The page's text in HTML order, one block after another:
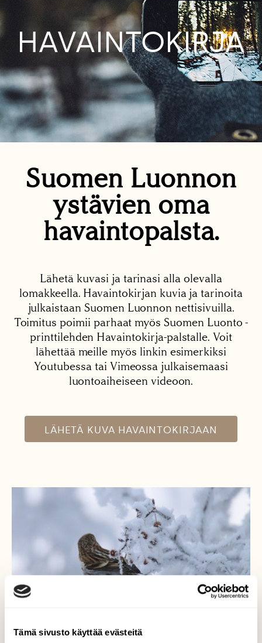
Tämä sivusto käyttää evästeitä
HAVAINTOKIRJA
Suomen Luonnon
ystävien oma
havaintopalsta.
Lähetä kuvasi ja tarinasi alla olevalla
lomakkeella. Havaintokirjan kuvia ja tarinoita
julkaistaan Suomen Luonnon nettisivuilla.
Toimitus poimii parhaat myös Suomen Luonto -
printtilehden Havaintokirja-palstalle. Voit
lähettää meille myös linkin esimerkiksi
Youtubessa tai Vimeossa julkaisemaasi
luontoaiheiseen videoon.
LÄHETÄ KUVA HAVAINTOKIRJAAN